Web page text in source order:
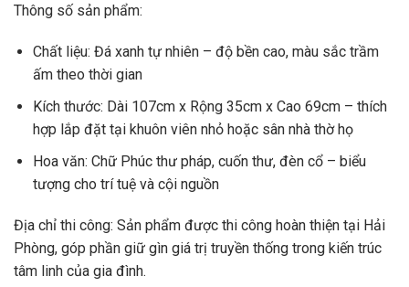
Thông số sản phẩm:
Chất liệu: Đá xanh tự nhiên – độ bền cao, màu sắc trầm
ấm theo thời gian
Kích thước: Dài 107cm x Rộng 35cm x Cao 69cm – thích
hợp lắp đặt tại khuôn viên nhỏ hoặc sân nhà thờ họ
Hoa văn: Chữ Phúc thư pháp, cuốn thư, đèn cổ – biểu
tượng cho trí tuệ và cội nguồn
Địa chỉ thi công: Sản phẩm được thi công hoàn thiện tại Hải
Phòng, góp phần giữ gìn giá trị truyền thống trong kiến trúc
tâm linh của gia đình.